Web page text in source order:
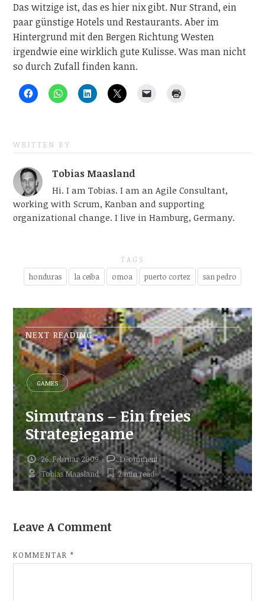
Das witzige ist, das es hier nix gibt. Nur Strand, ein
paar günstige Hotels und Restaurants. Aber im
Hintergrund mit den Bergen Richtung Westen
irgendwie eine wirklich gute Kulisse. Was man nicht
so durch Zufall finden kann.
WRITTEN BY
Tobias Maasland
Hi. I am Tobias. I am an Agile Consultant,
working with Scrum, Kanban and supporting
organizational change. I live in Hamburg, Germany.
TAGS
honduras la ceiba omoa puerto cortez san pedro
NEXT READING
GAMES
Simutrans – Ein freies
Strategiegame
26. Februar 2009
1 Comment
Tobias Maasland
2 minread
Leave A Comment
KOMMENTAR*